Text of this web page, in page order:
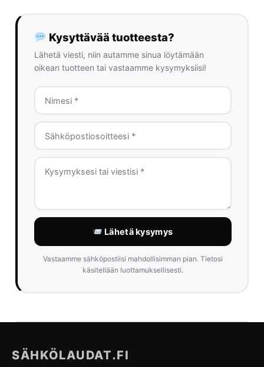
Kysyttävää tuotteesta?
Lähetä viesti, niin autamme sinua löytämään
oikean tuotteen tai vastaamme kysymyksiisi!
Lähetä kysymys
Vastaamme sähköpostiisi mahdollisimman pian. Tietosi
käsitellään luottamuksellisesti.
SÄHKÖLAUDAT.FI